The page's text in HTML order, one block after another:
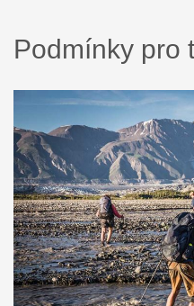
Podmínky pro